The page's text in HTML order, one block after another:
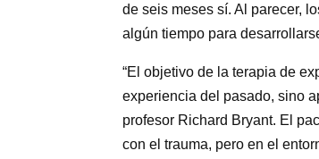
de seis meses sí. Al parecer,
algún tiempo para
“El objetivo de la terapia de
experiencia del pasado, sino
profesor Richard Bryant. El
con el trauma, pero en el